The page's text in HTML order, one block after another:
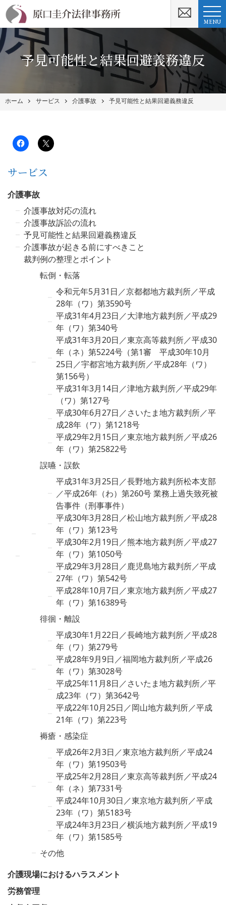
MENU
予見可能性と結果回避義務違反
ホーム サービス 介護事故 予見可能性と結果回避義務違反
サービス
介護事故
介護事故対応の流れ
介護事故訴訟の流れ
予見可能性と結果回避義務違反
介護事故が起きる前にすべきこと
裁判例の整理とポイント
転倒・転落
令和元年5月31日／京都都地方裁判所／平成
28年（ワ）第3590号
平成31年4月23日／大津地方裁判所／平成29
年（ワ）第340号
平成31年3月20日／東京高等裁判所／平成30
年（ネ）第5224号（第1審 平成30年10月
25日／宇都宮地方裁判所／平成28年（ワ）
第156号）
平成31年3月14日／津地方裁判所／平成29年
（ワ）第127号
平成30年6月27日／さいたま地方裁判所／平
成28年（ワ）第1218号
平成29年2月15日／東京地方裁判所／平成26
年（ワ）第25822号
誤嚥・誤飲
平成31年3月25日／長野地方裁判所松本支部
／平成26年（わ）第260号 業務上過失致死被
告事件（刑事事件）
平成30年3月28日／松山地方裁判所／平成28
年（ワ）第123号
平成30年2月19日／熊本地方裁判所／平成27
年（ワ）第1050号
平成29年3月28日／鹿児島地方裁判所／平成
27年（ワ）第542号
平成28年10月7日／東京地方裁判所／平成27
年（ワ）第16389号
徘徊・離設
平成30年1月22日／長崎地方裁判所／平成28
年（ワ）第279号
平成28年9月9日／福岡地方裁判所／平成26
年（ワ）第3028号
平成25年11月8日／さいたま地方裁判所／平
成23年（ワ）第3642号
平成22年10月25日／岡山地方裁判所／平成
21年（ワ）第223号
褥瘡・感染症
平成26年2月3日／東京地方裁判所／平成24
年（ワ）第19503号
平成25年2月28日／東京高等裁判所／平成24
年（ネ）第7331号
平成24年10月30日／東京地方裁判所／平成
23年（ワ）第5183号
平成24年3月23日／横浜地方裁判所／平成19
年（ワ）第1585号
その他
介護現場におけるハラスメント
労務管理